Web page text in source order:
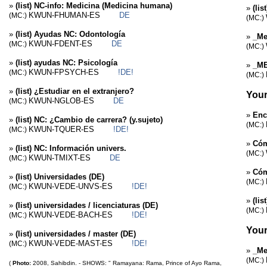
» (list) NC-info: Medicina (Medicina humana)
(MC:) KWUN-FHUMAN-ES DE
» (list) Ayudas NC: Odontología
(MC:) KWUN-FDENT-ES DE
» (list) ayudas NC: Psicología
(MC:) KWUN-FPSYCH-ES !DE!
» (list) ¿Estudiar en el extranjero?
(MC:) KWUN-NGLOB-ES DE
» (list) NC: ¿Cambio de carrera? (y.sujeto)
(MC:) KWUN-TQUER-ES !DE!
» (list) NC: Información univers.
(MC:) KWUN-TMIXT-ES DE
» (list) Universidades (DE)
(MC:) KWUN-VEDE-UNVS-ES !DE!
» (list) universidades / licenciaturas (DE)
(MC:) KWUN-VEDE-BACH-ES !DE!
» (list) universidades / master (DE)
(MC:) KWUN-VEDE-MAST-ES !DE!
( Photo: 2008, Sahibdin. - SHOWS: " Ramayana: Rama, Prince of Ayo Rama,
»
(MC:)
»
(MC:)
»
(MC:)
»
(MC:)
»
(MC:)
»
(MC:)
»
(MC:)
»
(MC:)